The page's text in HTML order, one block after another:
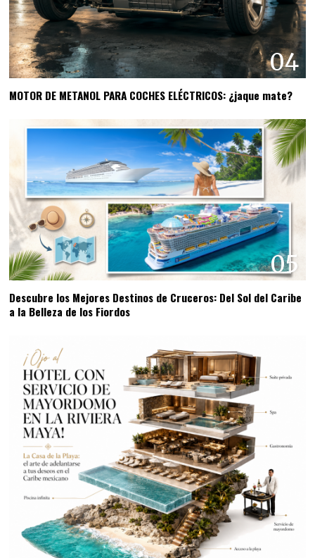
04
MOTOR DE METANOL PARA COCHES ELÉCTRICOS: ¿jaque mate?
05
Descubre los Mejores Destinos de Cruceros: Del Sol del Caribe
a la Belleza de los Fiordos